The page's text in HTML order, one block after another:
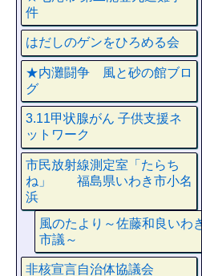
件
はだしのゲンをひろめる会
★内灘闘争 風と砂の館ブロ
グ
3.11甲状腺がん 子供支援ネ
ットワーク
市民放射線測定室「たらち
ね」 福島県いわき市小名
浜
風のたより～佐藤和良いわき
市議～
非核宣言自治体協議会